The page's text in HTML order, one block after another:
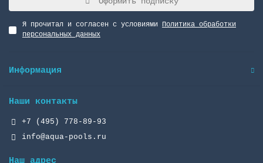
Я прочитал и согласен с условиями Политика обработки
персональных данных
Информация
Наши контакты
+7 (495) 778-89-93
info@aqua-pools.ru
Наш адрес